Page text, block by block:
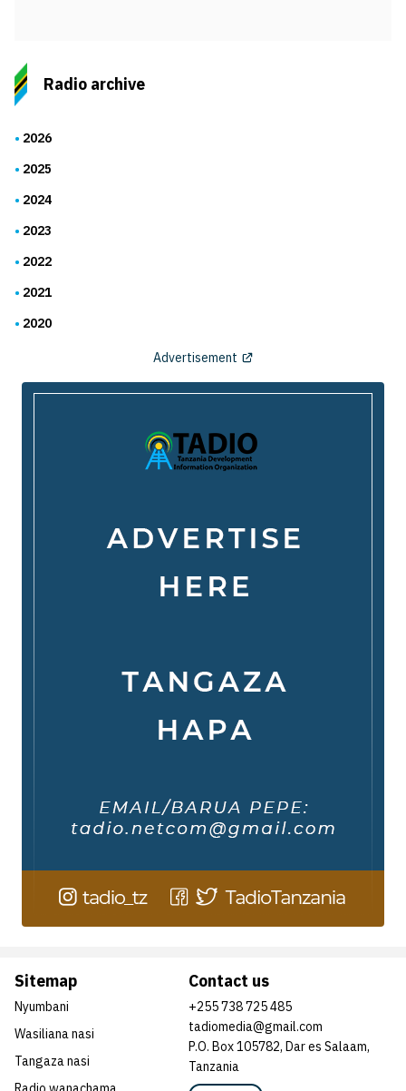
Radio archive
2026
2025
2024
2023
2022
2021
2020
Advertisement
Sitemap
Nyumbani
Wasiliana nasi
Tangaza nasi
Contact us
+255 738 725 485
tadiomedia@gmail.com
P.O. Box 105782, Dar es Salaam,
Tanzania